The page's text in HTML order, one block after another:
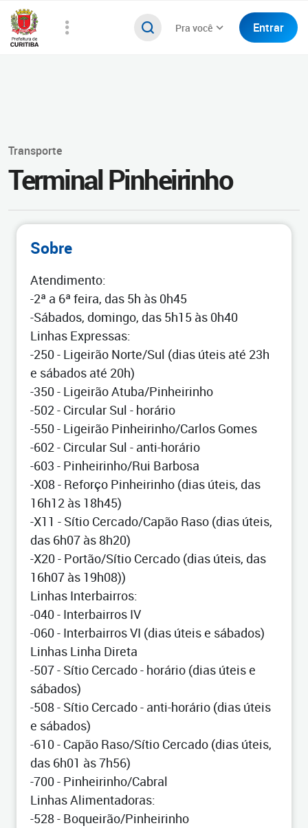
Pra você Entrar
Transporte
Terminal Pinheirinho
Sobre
Atendimento:
-2ª a 6ª feira, das 5h às 0h45
-Sábados, domingo, das 5h15 às 0h40
Linhas Expressas:
-250 - Ligeirão Norte/Sul (dias úteis até 23h
e sábados até 20h)
-350 - Ligeirão Atuba/Pinheirinho
-502 - Circular Sul - horário
-550 - Ligeirão Pinheirinho/Carlos Gomes
-602 - Circular Sul - anti-horário
-603 - Pinheirinho/Rui Barbosa
-X08 - Reforço Pinheirinho (dias úteis, das
16h12 às 18h45)
-X11 - Sítio Cercado/Capão Raso (dias úteis,
das 6h07 às 8h20)
-X20 - Portão/Sítio Cercado (dias úteis, das
16h07 às 19h08))
Linhas Interbairros:
-040 - Interbairros IV
-060 - Interbairros VI (dias úteis e sábados)
Linhas Linha Direta
-507 - Sítio Cercado - horário (dias úteis e
sábados)
-508 - Sítio Cercado - anti-horário (dias úteis
e sábados)
-610 - Capão Raso/Sítio Cercado (dias úteis,
das 6h01 às 7h56)
-700 - Pinheirinho/Cabral
Linhas Alimentadoras:
-528 - Boqueirão/Pinheirinho